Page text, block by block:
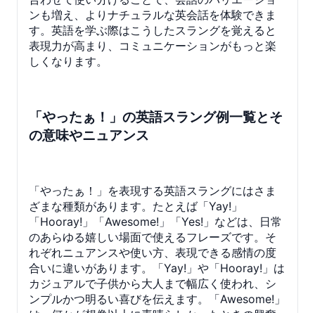
ンも増え、よりナチュラルな英会話を体験できま
す。英語を学ぶ際はこうしたスラングを覚えると
表現力が高まり、コミュニケーションがもっと楽
しくなります。
「やったぁ！」の英語スラング例一覧とそ
の意味やニュアンス
「やったぁ！」を表現する英語スラングにはさま
ざまな種類があります。たとえば「Yay!」
「Hooray!」「Awesome!」「Yes!」などは、日常
のあらゆる嬉しい場面で使えるフレーズです。そ
れぞれニュアンスや使い方、表現できる感情の度
合いに違いがあります。「Yay!」や「Hooray!」は
カジュアルで子供から大人まで幅広く使われ、シ
ンプルかつ明るい喜びを伝えます。「Awesome!」